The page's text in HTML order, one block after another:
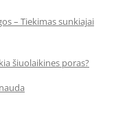
– Tiekimas sunkiajai
šiuolaikines poras?